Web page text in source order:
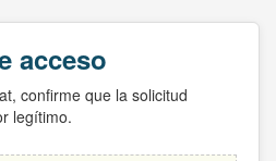
acceso
confirme que la solicitud
legítimo.